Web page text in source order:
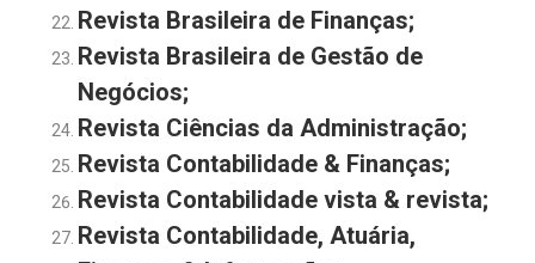
Revista Brasileira de Finanças;
Revista Brasileira de Gestão de
Negócios;
Revista Ciências da Administração;
Revista Contabilidade & Finanças;
Revista Contabilidade vista & revista;
Revista Contabilidade, Atuária,